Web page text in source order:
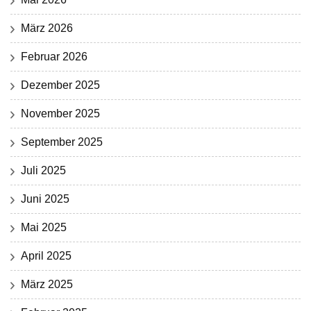
März 2026
Februar 2026
Dezember 2025
November 2025
September 2025
Juli 2025
Juni 2025
Mai 2025
April 2025
März 2025